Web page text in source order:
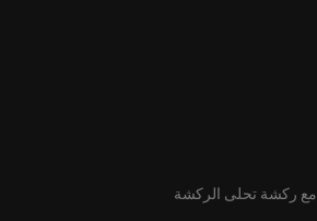
مع ركشة تحلى الركشة